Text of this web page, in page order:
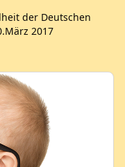
der Deutschen
2017